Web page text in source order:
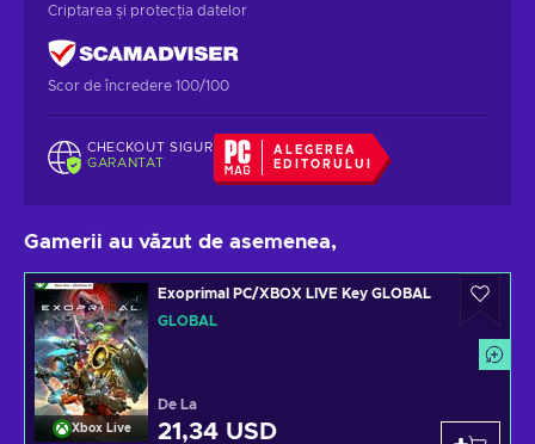
Criptarea și protecția datelor
Scor de încredere 100/100
CHECKOUT SIGUR
GARANTAT
ALEGEREA
EDITORULUI
Gamerii au văzut de asemenea,
Xbox Live
Exoprimal PC/XBOX LIVE Key GLOBAL
GLOBAL
De La
21,34 USD